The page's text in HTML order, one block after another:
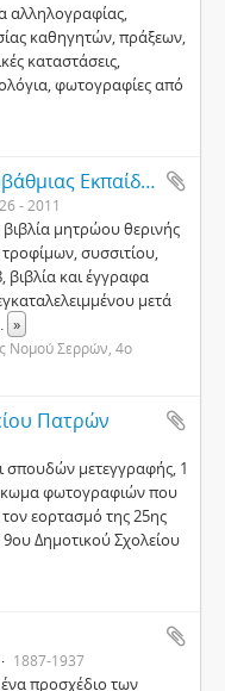
αλληλογραφίας,
καθηγητών, πράξεων,
καταστάσεις,
φωτογραφίες από
Αρχείο 4ου Γραφείου Πρωτοβάθμιας Εκπαίδευσης Σερρών
- 2011
μητρώου θερινής
συσσιτίου,
και έγγραφα
μετά
»
Νομού Σερρών, 4ο
Πατρών
σπουδών μετεγγραφής, 1
φωτογραφιών που
τον εορτασμό της 25ης
Δημοτικού Σχολείου
1887-1937
προσχέδιο των